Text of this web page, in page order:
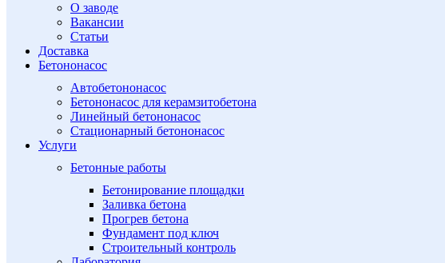
О заводе
Вакансии
Статьи
Доставка
Бетононасос
Автобетононасос
Бетононасос для керамзитобетона
Линейный бетононасос
Стационарный бетононасос
Услуги
Бетонные работы
Бетонирование площадки
Заливка бетона
Прогрев бетона
Фундамент под ключ
Строительный контроль